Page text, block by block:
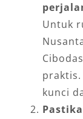
Untuk
kunci